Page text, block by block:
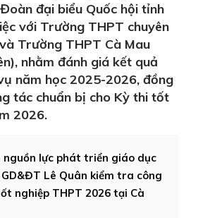
đại biểu Quốc hội tỉnh
với Trường THPT chuyên
Trường THPT Cà Mau
nhằm đánh giá kết quả
năm học 2025-2026, đồng
tác chuẩn bị cho Kỳ thi tốt
2026.
nguồn lực phát triển giáo dục
Lê Quân kiểm tra công
nghiệp THPT 2026 tại Cà